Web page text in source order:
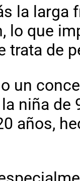
la larga
lo que
trata de
un
niña de
años,